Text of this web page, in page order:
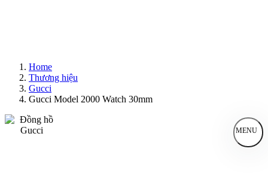
Home
Thương hiệu
Gucci
Gucci Model 2000 Watch 30mm
MENU